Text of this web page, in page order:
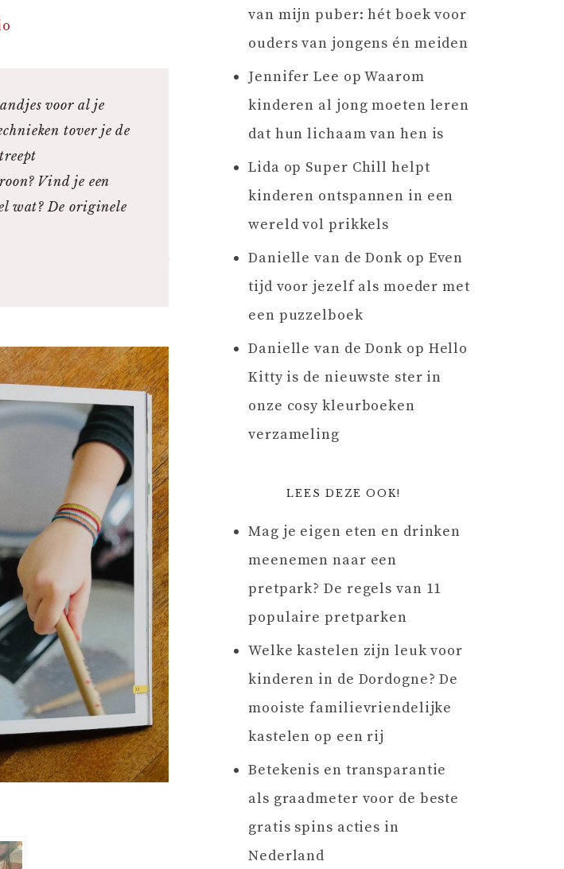
voor al je
tover je de
Vind je een
wat? De originele
van mijn puber: hét boek voor
ouders van jongens én meiden
Jennifer Lee opWaarom
kinderen al jong moeten leren
dat hun lichaam van hen is
Lida op Super Chill helpt
kinderen ontspannen in een
wereld vol prikkels
Danielle van de Donk op Even
tijd voor jezelf als moeder met
een puzzelboek
Danielle van de Donk op Hello
Kitty is de nieuwste ster in
onze cosy kleurboeken
verzameling
LEES DEZE OOK!
Mag je eigen eten en drinken
meenemen naar een
pretpark? De regels van 11
populaire pretparken
Welke kastelen zijn leuk voor
kinderen in de Dordogne? De
mooiste familievriendelijke
kastelen op een rij
Betekenis en transparantie
als graadmeter voor de beste
gratis spins acties in
Nederland